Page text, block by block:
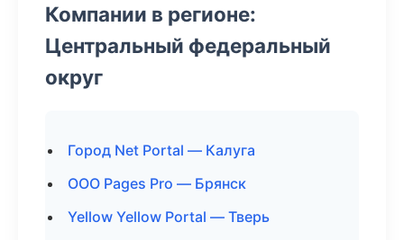
Компании в регионе:
Центральный федеральный
округ
Город Net Portal — Калуга
ООО Pages Pro — Брянск
Yellow Yellow Portal — Тверь